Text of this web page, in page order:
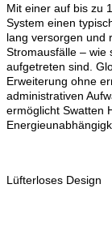
Mit einer auf bis zu
System einen
lang versorgen und
Stromausfälle – wie
aufgetreten sind.
Erweiterung ohne
administrativen
ermöglicht Swatten
Lüfterloses Design